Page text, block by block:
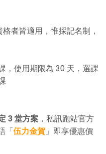
者皆適用，惟採記名制，
，使用期限為 30 天，選課
3 堂方案 ，私訊跑站官方
「伍力金賀 」即享優惠價